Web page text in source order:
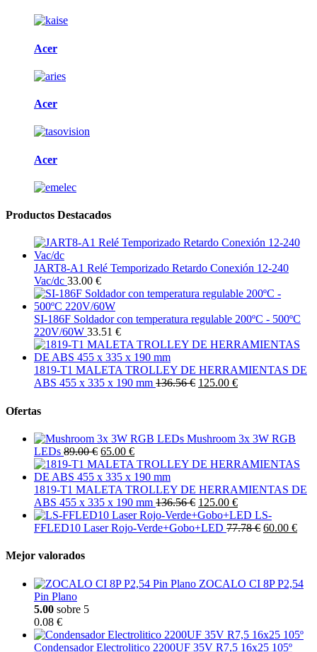
Acer
Acer
Acer
Productos Destacados
JART8-A1 Relé Temporizado Retardo Conexión 12-240
Vac/dc 33.00 €
SI-186F Soldador con temperatura regulable 200ºC - 500ºC
220V/60W 33.51 €
1819-T1 MALETA TROLLEY DE HERRAMIENTAS DE
ABS 455 x 335 x 190 mm 136.56 € 125.00 €
Ofertas
Mushroom 3x 3W RGB
LEDs 89.00 € 65.00 €
1819-T1 MALETA TROLLEY DE HERRAMIENTAS DE
ABS 455 x 335 x 190 mm 136.56 € 125.00 €
LS-
FFLED10 Laser Rojo-Verde+Gobo+LED 77.78 € 60.00 €
Mejor valorados
ZOCALO CI 8P P2,54
Pin Plano
5.00 sobre 5
0.08 €
Condensador Electrolitico 2200UF 35V R7,5 16x25 105º